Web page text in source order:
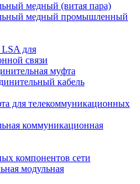
медный (витая пара)
медный промышленный
для
связи
муфта
кабель
для телекоммуникационных
коммуникационная
компонентов сети
модульная